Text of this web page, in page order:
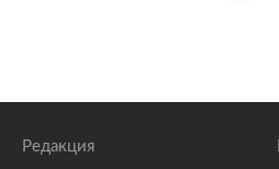
Редакция